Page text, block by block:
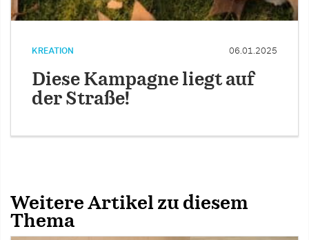
KREATION 06.01.2025
Diese Kampagne liegt auf
der Straße!
Weitere Artikel zu diesem
Thema